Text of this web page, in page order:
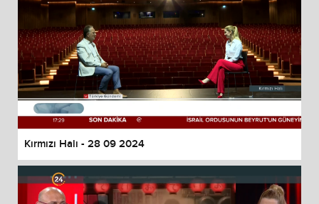
Kırmızı Halı - 28 09 2024